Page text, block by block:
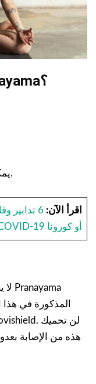
كيف تفعل Bhastrika Pranayama؟
يمكنك القيام بذلك في الصباح وفي المساء.
اقرأ الآن:
6 تدابير
COVID-19 أو كورونا
المذكورة في
هذه من الإصابة